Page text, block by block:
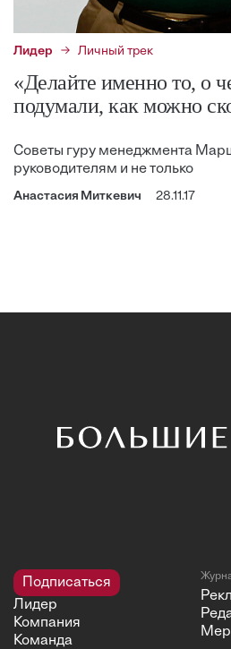
Лидер Личный трек
«Делайте именно то, о
подумали, как можно
Советы гуру менеджмента
руководителям и не только
Анастасия Миткевич 28.11.17
Подписаться
Лидер
Компания
Команда